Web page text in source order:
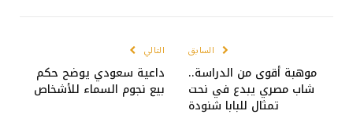
السابق
موهبة أقوى من الدراسة..
شاب مصري يبدع في نحت
تمثال للبابا شنودة
التالي
داعية سعودي يوضح حكم
بيع نجوم السماء للأشخاص